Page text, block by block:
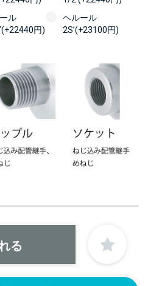
ル
円)
ヘルール
2S’(+23100円)